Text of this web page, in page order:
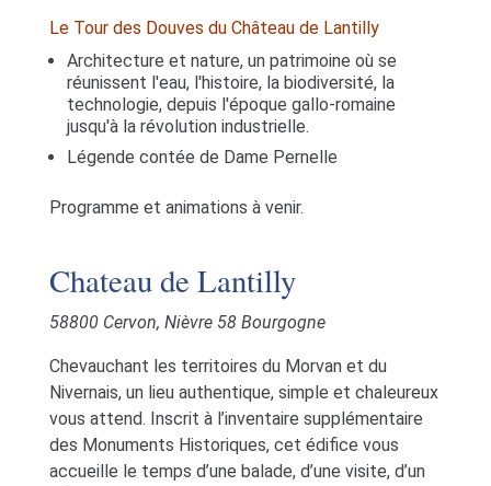
Le Tour des Douves du Château de Lantilly
Architecture et nature, un patrimoine où se
réunissent l'eau, l'histoire, la biodiversité, la
technologie, depuis l'époque gallo-romaine
jusqu'à la révolution industrielle.
Légende contée de Dame Pernelle
Programme et animations à venir.
Chateau de Lantilly
58800 Cervon, Nièvre 58 Bourgogne
Chevauchant les territoires du Morvan et du
Nivernais, un lieu authentique, simple et chaleureux
vous attend. Inscrit à l’inventaire supplémentaire
des Monuments Historiques, cet édifice vous
accueille le temps d’une balade, d’une visite, d’un